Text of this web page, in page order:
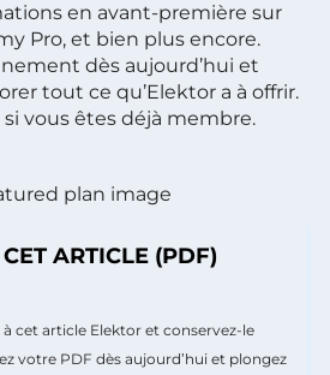
en avant-première sur
Pro, et bien plus encore.
dès aujourd’hui et
tout ce qu’Elektor a à offrir.
si vous êtes déjà membre.
ARTICLE (PDF)
cet article Elektor et conservez-le
votre PDF dès aujourd’hui et plongez